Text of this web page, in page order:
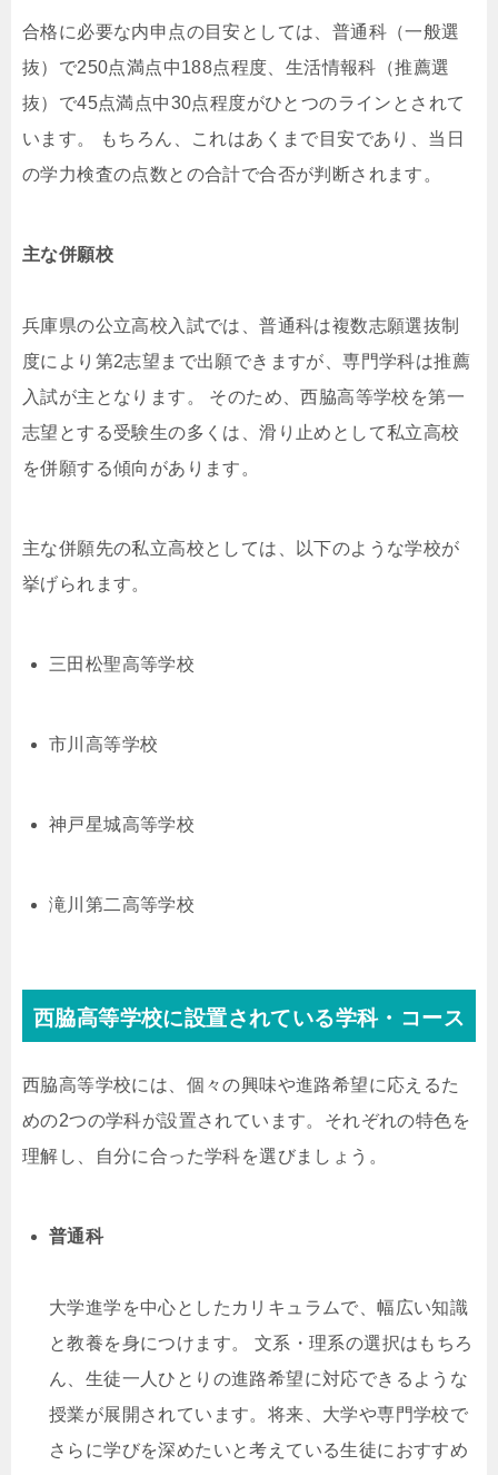
合格に必要な内申点の目安としては、普通科（一般選
抜）で250点満点中188点程度、生活情報科（推薦選
抜）で45点満点中30点程度がひとつのラインとされて
います。 もちろん、これはあくまで目安であり、当日
の学力検査の点数との合計で合否が判断されます。
主な併願校
兵庫県の公立高校入試では、普通科は複数志願選抜制
度により第2志望まで出願できますが、専門学科は推薦
入試が主となります。 そのため、西脇高等学校を第一
志望とする受験生の多くは、滑り止めとして私立高校
を併願する傾向があります。
主な併願先の私立高校としては、以下のような学校が
挙げられます。
三田松聖高等学校
市川高等学校
神戸星城高等学校
滝川第二高等学校
西脇高等学校に設置されている学科・コース
西脇高等学校には、個々の興味や進路希望に応えるた
めの2つの学科が設置されています。それぞれの特色を
理解し、自分に合った学科を選びましょう。
普通科
大学進学を中心としたカリキュラムで、幅広い知識
と教養を身につけます。 文系・理系の選択はもちろ
ん、生徒一人ひとりの進路希望に対応できるような
授業が展開されています。将来、大学や専門学校で
さらに学びを深めたいと考えている生徒におすすめ